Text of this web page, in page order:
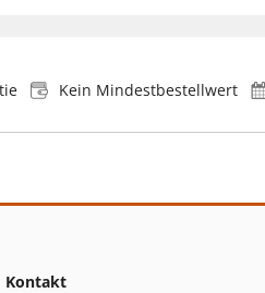
Kein Mindestbestellwert
Kontakt